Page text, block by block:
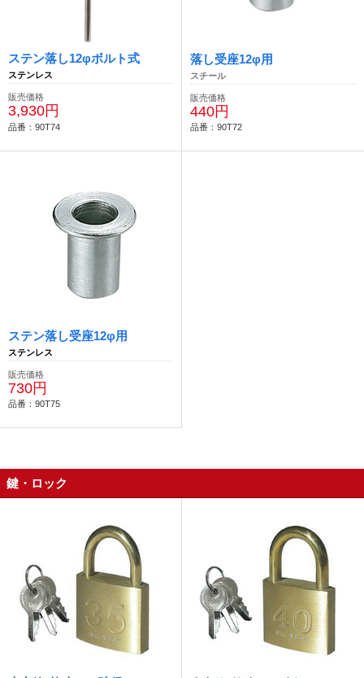
ステン落し12φボルト式
ステンレス
販売価格
3,930円
品番：90T74
落し受座12φ用
スチール
販売価格
440円
品番：90T72
ステン落し受座12φ用
ステンレス
販売価格
730円
品番：90T75
鍵・ロック